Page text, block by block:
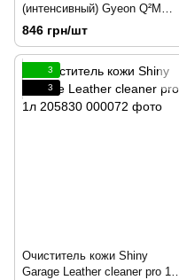
(интенсивный) Gyeon Q²M
LeatherCleaner Strong 500 мл
846 грн/шт
3
3
Очиститель кожи Shiny
Garage Leather cleaner pro 1л